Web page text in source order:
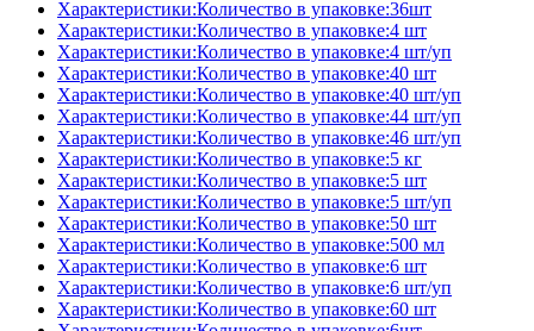
Характеристики:Количество в упаковке:36шт
Характеристики:Количество в упаковке:4 шт
Характеристики:Количество в упаковке:4 шт/уп
Характеристики:Количество в упаковке:40 шт
Характеристики:Количество в упаковке:40 шт/уп
Характеристики:Количество в упаковке:44 шт/уп
Характеристики:Количество в упаковке:46 шт/уп
Характеристики:Количество в упаковке:5 кг
Характеристики:Количество в упаковке:5 шт
Характеристики:Количество в упаковке:5 шт/уп
Характеристики:Количество в упаковке:50 шт
Характеристики:Количество в упаковке:500 мл
Характеристики:Количество в упаковке:6 шт
Характеристики:Количество в упаковке:6 шт/уп
Характеристики:Количество в упаковке:60 шт